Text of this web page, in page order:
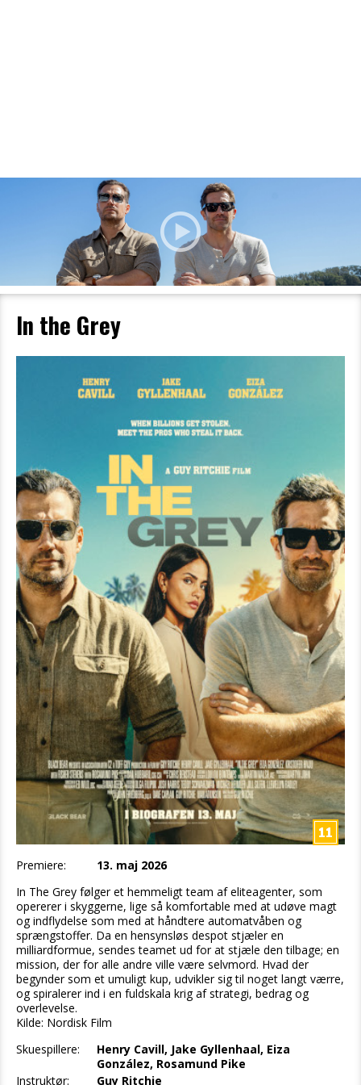
In the Grey
Premiere:
13. maj 2026
In The Grey følger et hemmeligt team af eliteagenter, som
opererer i skyggerne, lige så komfortable med at udøve magt
og indflydelse som med at håndtere automatvåben og
sprængstoffer. Da en hensynsløs despot stjæler en
milliardformue, sendes teamet ud for at stjæle den tilbage; en
mission, der for alle andre ville være selvmord. Hvad der
begynder som et umuligt kup, udvikler sig til noget langt værre,
og spiralerer ind i en fuldskala krig af strategi, bedrag og
overlevelse.
Kilde: Nordisk Film
Skuespillere:
Henry Cavill, Jake Gyllenhaal, Eiza
González, Rosamund Pike
Instruktør:
Guy Ritchie